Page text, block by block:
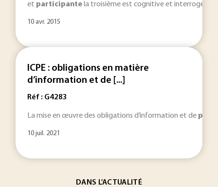
et participante la troisième est cognitive et interroge les
10 avr. 2015
ICPE : obligations en matière
d’information et de [...]
Réf : G4283
La mise en œuvre des obligations d’information et de
10 juil. 2021
DANS L'ACTUALITÉ